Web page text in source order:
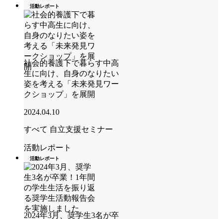
活動レポート
社会的養護下で暮らす中高
生に向け、自身のなりたい
姿を考える「未来発見ワー
クショップ」を展開
2024.04.10
すべて 自立支援セミナー
活動レポート
活動レポート
2024年3月、奨学生3名が卒